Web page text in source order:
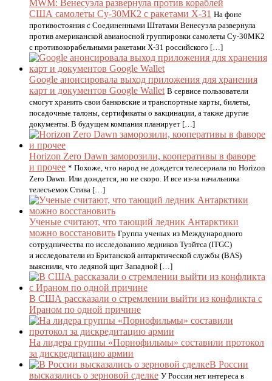
MWM: Венесуэла развернула против кораблей
США самолеты Су-30МК2 с ракетами Х-31 На фоне
противостояния с Соединенными Штатами Венесуэла развернула
против американской авианосной группировки самолеты Су-30МК2
с противокорабельными ракетами Х-31 российского […]
Google анонсировала выход приложения для хранения
карт и документов Google Wallet В сервисе пользователи
смогут хранить свои банковские и транспортные карты, билеты,
посадочные талоны, сертификаты о вакцинации, а также другие
документы. В будущем компания планирует […]
Horizon Zero Dawn заморозили, кооперативы в фаворе
и прочее * Похоже, что народ не дождется телесериала по Horizon
Zero Dawn. Или дождется, но не скоро. И все из-за начальника
телесъемок Стива […]
Ученые считают, что тающий ледник Антарктики
можно восстановить Группа ученых из Международного
сотрудничества по исследованию ледников Туэйтса (ITGC)
и исследователи из Британской антарктической службы (BAS)
выяснили, что ледяной щит Западной […]
В США рассказали о стремлении выйти из конфликта с
Ираном по одной причине
На лидера группы «Порнофильмы» составили протокол
за дискредитацию армии
В России
высказались о зерновой сделке У России нет интереса в